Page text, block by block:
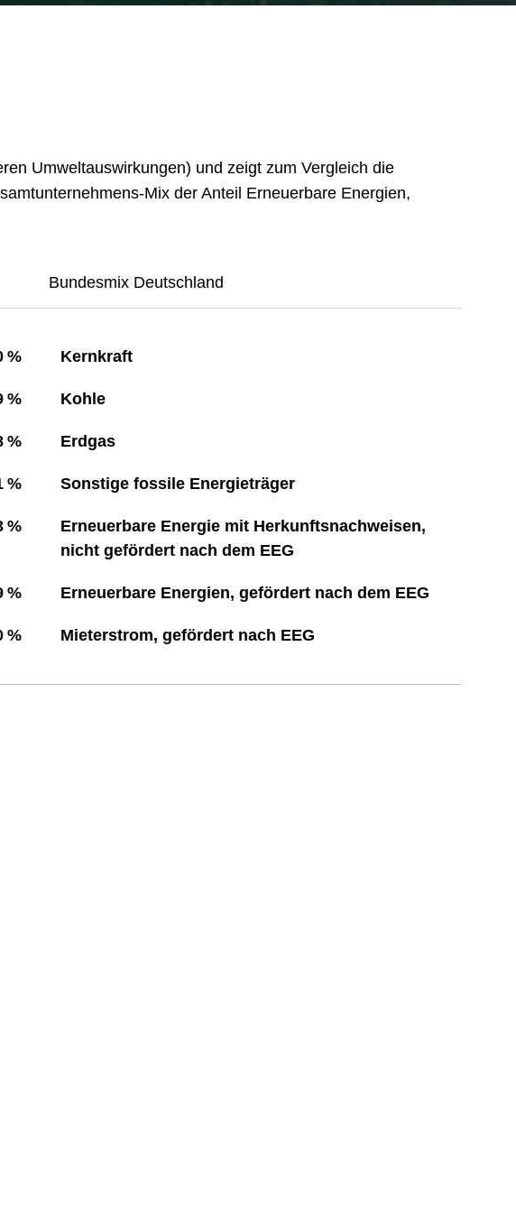
Umweltauswirkungen) und zeigt zum Vergleich die
Mix der Anteil Erneuerbare Energien,
Bundesmix Deutschland
% Kernkraft
% Kohle
% Erdgas
% Sonstige fossile Energieträger
%
Erneuerbare Energie mit Herkunftsnachweisen,
nicht gefördert nach dem EEG
% Erneuerbare Energien, gefördert nach dem EEG
% Mieterstrom, gefördert nach EEG